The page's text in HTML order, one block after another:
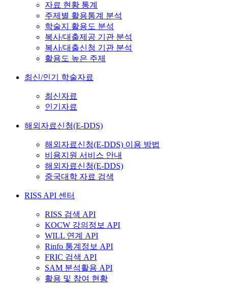
자료 현황 통계
주제별 활용통계 분석
학술지 활용도 분석
복사/대출제공 기관 분석
복사/대출신청 기관 분석
활용도 높은 주제
최신/인기 학술자료
최신자료
인기자료
해외자료신청(E-DDS)
해외자료신청(E-DDS) 이용 방법
비용지원 서비스 안내
해외자료신청(E-DDS)
중국대학 자료 검색
RISS API 센터
RISS 검색 API
KOCW 강의정보 API
WILL 연계 API
Rinfo 통계정보 API
FRIC 검색 API
SAM 분석활용 API
활용 및 참여 현황